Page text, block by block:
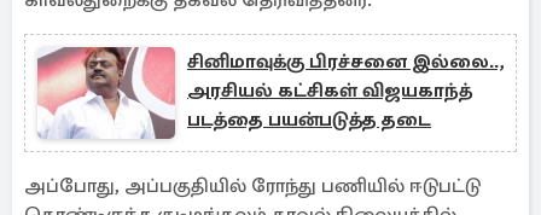
சினிமாவுக்கு பிரச்சனை இல்லை..,
அரசியல் கட்சிகள் விஜயகாந்த்
படத்தை பயன்படுத்த தடை
அப்போது, அப்பகுதியில் ரோந்து பணியில் ஈடுபட்டு